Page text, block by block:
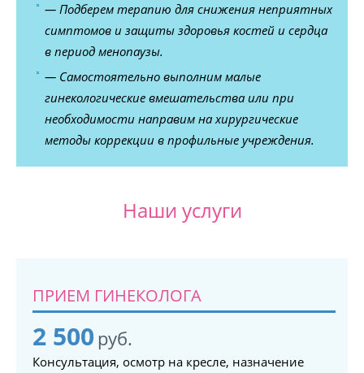
— Подберем терапию для снижения неприятных
симптомов и защиты здоровья костей и сердца
в период менопаузы.
— Самостоятельно выполним малые
гинекологические вмешательства или при
необходимости направим на хирургические
методы коррекции в профильные учреждения.
Наши услуги
ПРИЕМ ГИНЕКОЛОГА
2 500 руб.
Консультация, осмотр на кресле, назначение